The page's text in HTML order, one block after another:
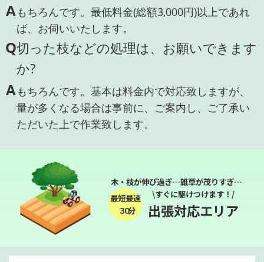
Aもちろんです。最低料金(総額3,000円)以上であれ
ば、お伺いいたします。
Q切った枝などの処理は、お願いできます
か?
Aもちろんです。基本は料金内で対応致しますが、
量が多くなる場合は事前に、ご案内し、ご了承い
ただいた上で作業致します。
木・枝が伸び過ぎ…雑草が茂りすぎ…
最短最速
３０分
\すぐに駆けつけます！/
出張対応エリア